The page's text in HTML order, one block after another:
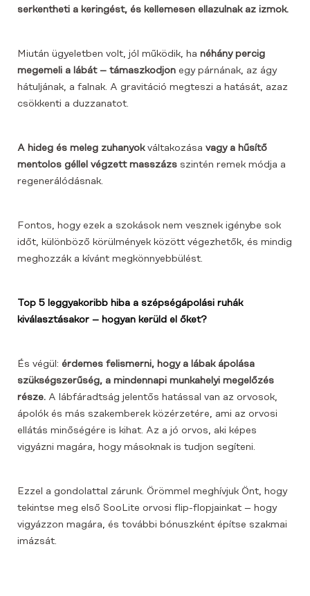
serkentheti a keringést, és kellemesen ellazulnak az izmok.
Miután ügyeletben volt, jól működik, ha néhány percig
megemeli a lábát – támaszkodjon egy párnának, az ágy
hátuljának, a falnak. A gravitáció megteszi a hatását, azaz
csökkenti a duzzanatot.
A hideg és meleg zuhanyokváltakozása vagy a hűsítő
mentolos géllel végzett masszázs szintén remek módja a
regenerálódásnak.
Fontos, hogy ezek a szokások nem vesznek igénybe sok
időt, különböző körülmények között végezhetők, és mindig
meghozzák a kívánt megkönnyebbülést.
Top 5 leggyakoribb hiba a szépségápolási ruhák
kiválasztásakor – hogyan kerüld el őket?
És végül: érdemes felismerni, hogy a lábak ápolása
szükségszerűség, a mindennapi munkahelyi megelőzés
része. A lábfáradtság jelentős hatással van az orvosok,
ápolók és más szakemberek közérzetére, ami az orvosi
ellátás minőségére is kihat. Az a jó orvos, aki képes
vigyázni magára, hogy másoknak is tudjon segíteni.
Ezzel a gondolattal zárunk. Örömmel meghívjuk Önt, hogy
tekintse meg első SooLite orvosi flip-flopjainkat – hogy
vigyázzon magára, és további bónuszként építse szakmai
imázsát.